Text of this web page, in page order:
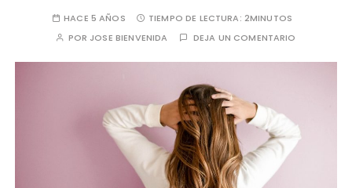
HACE 5 AÑOS TIEMPO DE LECTURA: 2MINUTOS
POR JOSE BIENVENIDA DEJA UN COMENTARIO